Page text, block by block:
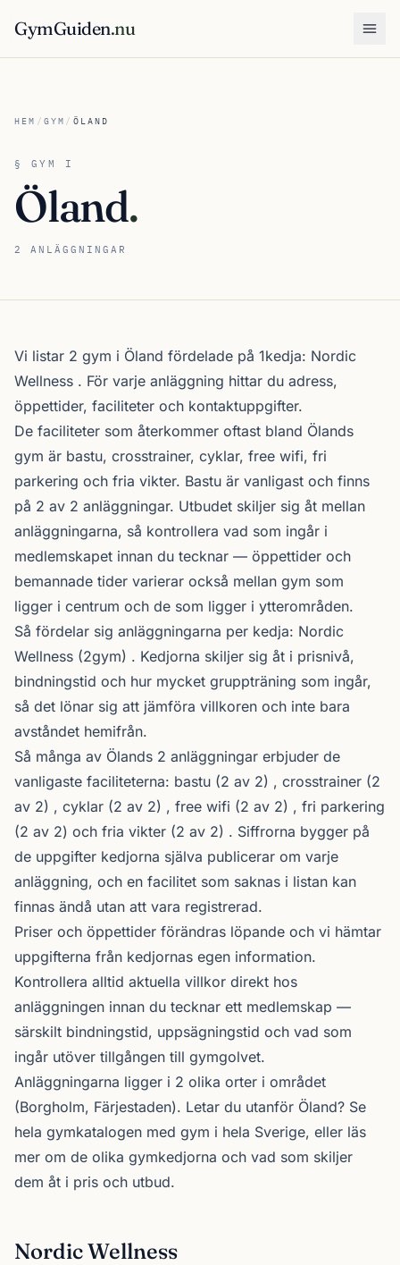
GymGuiden.nu
HEM / GYM / ÖLAND
§ GYM I
Öland.
2 ANLÄGGNINGAR
Om gymutbudet i Öland
Vi listar 2 gym i Öland fördelade på 1kedja: Nordic
Wellness . För varje anläggning hittar du adress,
öppettider, faciliteter och kontaktuppgifter.
De faciliteter som återkommer oftast bland Ölands
gym är bastu, crosstrainer, cyklar, free wifi, fri
parkering och fria vikter. Bastu är vanligast och finns
på 2 av 2 anläggningar. Utbudet skiljer sig åt mellan
anläggningarna, så kontrollera vad som ingår i
medlemskapet innan du tecknar — öppettider och
bemannade tider varierar också mellan gym som
ligger i centrum och de som ligger i ytterområden.
Så fördelar sig anläggningarna per kedja: Nordic
Wellness (2gym) . Kedjorna skiljer sig åt i prisnivå,
bindningstid och hur mycket gruppträning som ingår,
så det lönar sig att jämföra villkoren och inte bara
avståndet hemifrån.
Så många av Ölands 2 anläggningar erbjuder de
vanligaste faciliteterna: bastu (2 av 2) , crosstrainer (2
av 2) , cyklar (2 av 2) , free wifi (2 av 2) , fri parkering
(2 av 2) och fria vikter (2 av 2) . Siffrorna bygger på
de uppgifter kedjorna själva publicerar om varje
anläggning, och en facilitet som saknas i listan kan
finnas ändå utan att vara registrerad.
Priser och öppettider förändras löpande och vi hämtar
uppgifterna från kedjornas egen information.
Kontrollera alltid aktuella villkor direkt hos
anläggningen innan du tecknar ett medlemskap —
särskilt bindningstid, uppsägningstid och vad som
ingår utöver tillgången till gymgolvet.
Anläggningarna ligger i 2 olika orter i området
(Borgholm, Färjestaden). Letar du utanför Öland? Se
hela gymkatalogen med gym i hela Sverige, eller läs
mer om de olika gymkedjorna och vad som skiljer
dem åt i pris och utbud.
Nordic Wellness